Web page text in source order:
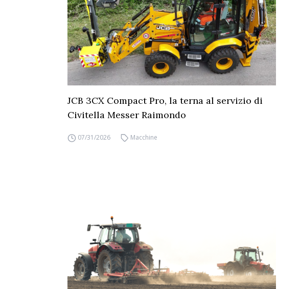
JCB 3CX Compact Pro, la terna al servizio di
Civitella Messer Raimondo
07/31/2026 Macchine